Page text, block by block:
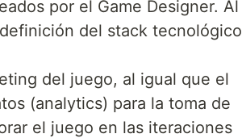
por el Game Designer. Al
del stack tecnológico
del juego, al igual que el
(analytics) para la toma de
el juego en las iteraciones